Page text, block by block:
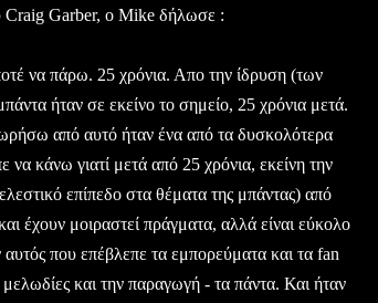
Craig Garber, ο Mike δήλωσε :
να πάρω. 25 χρόνια. Απο την ίδρυση (των
ήταν σε εκείνο το σημείο, 25 χρόνια μετά.
από αυτό ήταν ένα από τα δυσκολότερα
κάνω γιατί μετά από 25 χρόνια, εκείνη την
επίπεδο στα θέματα της μπάντας) από
έχουν μοιραστεί πράγματα, αλλά είναι εύκολο
που επέβλεπε τα εμπορεύματα και τα fan
μελωδίες και την παραγωγή - τα πάντα. Και ήταν